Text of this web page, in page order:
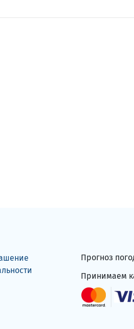
Прогноз
Принимаем